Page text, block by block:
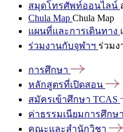
สมุดโทรศัพท์ออนไลน์
Chula Map Chula Map
แผนที่และการเดินทาง
ร่วมงานกับจุฬาฯ ร่วม
การศึกษา
หลักสูตรที่เปิดสอน
สมัครเข้าศึกษา TCAS
ค่าธรรมเนียมการศึกษา
คณะและสำนักวิชา